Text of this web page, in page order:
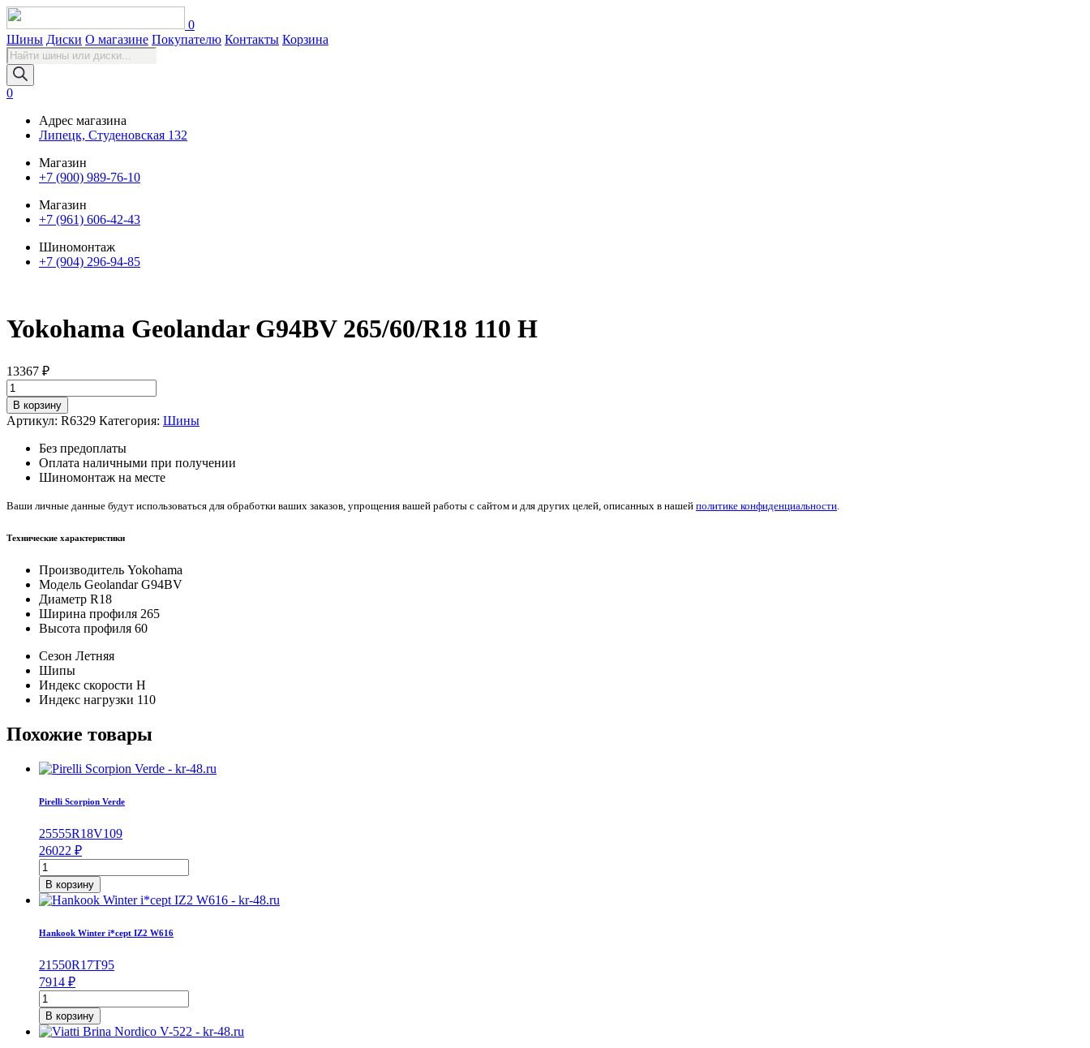
0
Шины Диски О магазине Покупателю Контакты Корзина
Поиск
товаров
0
Адрес магазина
Липецк, Студеновская 132
Магазин
+7 (900) 989-76-10
Магазин
+7 (961) 606-42-43
Шиномонтаж
+7 (904) 296-94-85
Yokohama Geolandar G94BV 265/60/R18 110 H
13367 ₽
Количество
товара
Yokohama
Geolandar
G94BV
265/60/R18
В корзину
Артикул: R6329 Категория: Шины
Без предоплаты
Оплата наличными при получении
Шиномонтаж на месте
Ваши личные данные будут использоваться для обработки ваших заказов, упрощения вашей работы с сайтом и для других целей, описанных в нашей политике конфиденциальности
Технические характеристики
Производитель Yokohama
Модель Geolandar G94BV
Диаметр R18
Ширина профиля 265
Высота профиля 60
Сезон Летняя
Шипы
Индекс скорости H
Индекс нагрузки 110
Похожие товары
Pirelli Scorpion Verde
25555R18V109
26022 ₽
Количество
товара
Pirelli
Scorpion
255/55/R18
V
В корзину
Hankook Winter i*cept IZ2 W616
21550R17T95
7914 ₽
Количество
товара
Hankook
Winter
В корзину